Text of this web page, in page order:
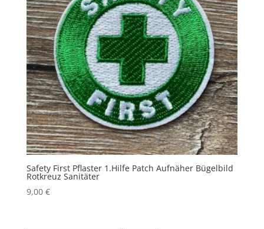
Safety First Pflaster 1.Hilfe Patch Aufnäher Bügelbild
Rotkreuz Sanitäter
9,00 €